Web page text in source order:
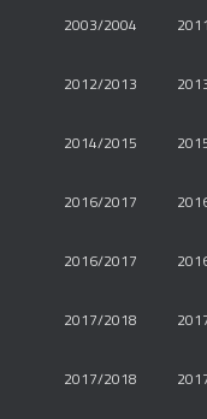
2003/2004
2012/2013
2014/2015
2016/2017
2016/2017
2017/2018
2017/2018